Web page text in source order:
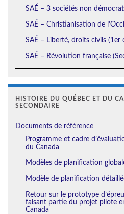
SAÉ – 3 sociétés non
SAÉ – Christianisation de
SAÉ – Liberté, droits civils (1er
SAÉ – Révolution française
HISTOIRE DU QUÉBEC ET DU
SECONDAIRE
Documents de référence
Programme et cadre
du Canada
Modèles de planification
Modèle de planification
Retour sur le prototype
faisant partie du projet pilote
Canada